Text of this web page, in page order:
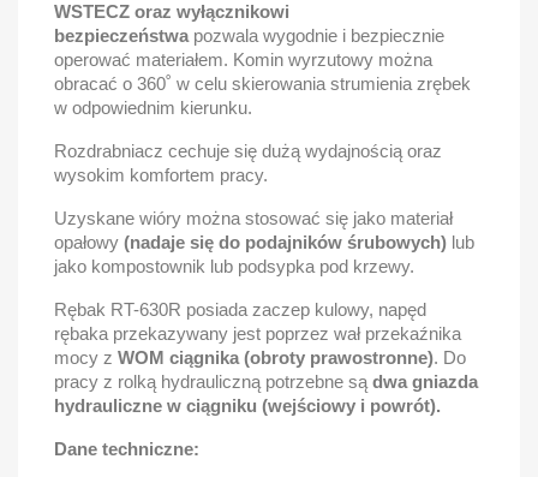
WSTECZ oraz wyłącznikowi
bezpieczeństwa pozwala wygodnie i bezpiecznie
operować materiałem. Komin wyrzutowy można
obracać o 360˚ w celu skierowania strumienia zrębek
w odpowiednim kierunku.
Rozdrabniacz cechuje się dużą wydajnością oraz
wysokim komfortem pracy.
Uzyskane wióry można stosować się jako materiał
opałowy (nadaje się do podajników śrubowych) lub
jako kompostownik lub podsypka pod krzewy.
Rębak RT-630R posiada zaczep kulowy, napęd
rębaka przekazywany jest poprzez wał przekaźnika
mocy z WOM ciągnika (obroty prawostronne). Do
pracy z rolką hydrauliczną potrzebne są dwa gniazda
hydrauliczne w ciągniku (wejściowy i powrót).
Dane techniczne: